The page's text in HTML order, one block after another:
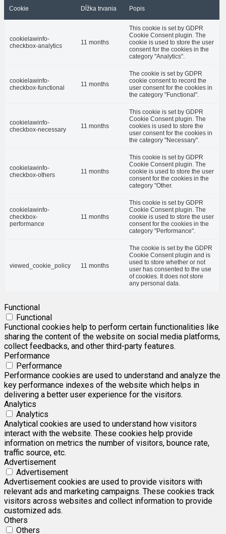
Cookie Dĺžka trvania Popis
cookielawinfo-
checkbox-analytics
11 months
This cookie is set by GDPR
Cookie Consent plugin. The
cookie is used to store the user
consent for the cookies in the
category "Analytics".
cookielawinfo-
checkbox-functional
11 months
The cookie is set by GDPR
cookie consent to record the
user consent for the cookies in
the category "Functional".
cookielawinfo-
checkbox-necessary
11 months
This cookie is set by GDPR
Cookie Consent plugin. The
cookies is used to store the
user consent for the cookies in
the category "Necessary".
cookielawinfo-
checkbox-others
11 months
This cookie is set by GDPR
Cookie Consent plugin. The
cookie is used to store the user
consent for the cookies in the
category "Other.
cookielawinfo-
checkbox-
performance
11 months
This cookie is set by GDPR
Cookie Consent plugin. The
cookie is used to store the user
consent for the cookies in the
category "Performance".
viewed_cookie_policy 11 months
The cookie is set by the GDPR
Cookie Consent plugin and is
used to store whether or not
user has consented to the use
of cookies. It does not store
any personal data.
Functional
Functional
Functional cookies help to perform certain functionalities like
sharing the content of the website on social media platforms,
collect feedbacks, and other third-party features.
Performance
Performance
Performance cookies are used to understand and analyze the
key performance indexes of the website which helps in
delivering a better user experience for the visitors.
Analytics
Analytics
Analytical cookies are used to understand how visitors
interact with the website. These cookies help provide
information on metrics the number of visitors, bounce rate,
traffic source, etc.
Advertisement
Advertisement
Advertisement cookies are used to provide visitors with
relevant ads and marketing campaigns. These cookies track
visitors across websites and collect information to provide
customized ads.
Others
Others